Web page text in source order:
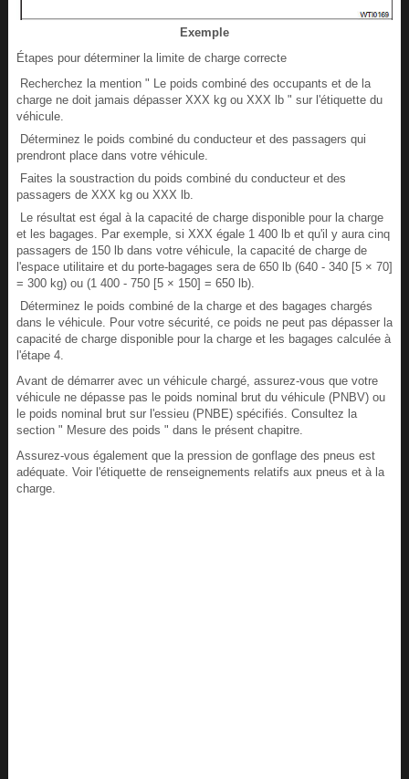
Exemple
Étapes pour déterminer la limite de charge correcte
Recherchez la mention " Le poids combiné des occupants et de la
charge ne doit jamais dépasser XXX kg ou XXX lb " sur l'étiquette du
véhicule.
Déterminez le poids combiné du conducteur et des passagers qui
prendront place dans votre véhicule.
Faites la soustraction du poids combiné du conducteur et des
passagers de XXX kg ou XXX lb.
Le résultat est égal à la capacité de charge disponible pour la charge
et les bagages. Par exemple, si XXX égale 1 400 lb et qu'il y aura cinq
passagers de 150 lb dans votre véhicule, la capacité de charge de
l'espace utilitaire et du porte-bagages sera de 650 lb (640 - 340 [5 × 70]
= 300 kg) ou (1 400 - 750 [5 × 150] = 650 lb).
Déterminez le poids combiné de la charge et des bagages chargés
dans le véhicule. Pour votre sécurité, ce poids ne peut pas dépasser la
capacité de charge disponible pour la charge et les bagages calculée à
l'étape 4.
Avant de démarrer avec un véhicule chargé, assurez-vous que votre
véhicule ne dépasse pas le poids nominal brut du véhicule (PNBV) ou
le poids nominal brut sur l'essieu (PNBE) spécifiés. Consultez la
section " Mesure des poids " dans le présent chapitre.
Assurez-vous également que la pression de gonflage des pneus est
adéquate. Voir l'étiquette de renseignements relatifs aux pneus et à la
charge.